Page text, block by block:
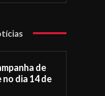
de
dia 14 de